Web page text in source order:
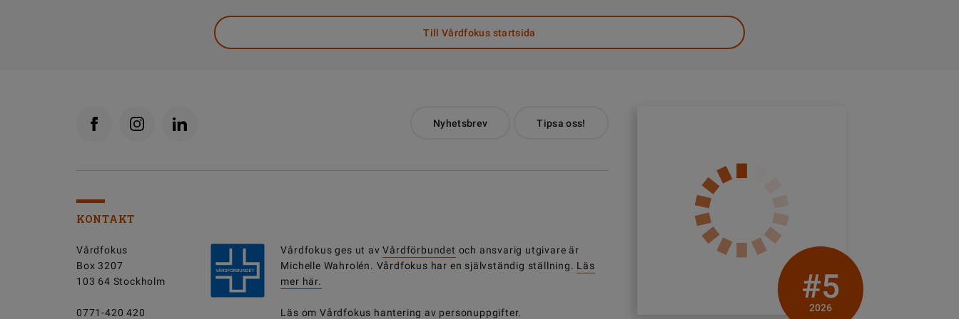
Till Vårdfokus startsida
Nyhetsbrev Tipsa oss!
KONTAKT
Vårdfokus
Box 3207
103 64 Stockholm
0771-420 420
Vårdfokus ges ut avVårdförbundet och ansvarig utgivare är
Michelle Wahrolén. Vårdfokus har en självständig ställning. Läs
mer här.
Läs om Vårdfokus hantering av personuppgifter.
#5
2026